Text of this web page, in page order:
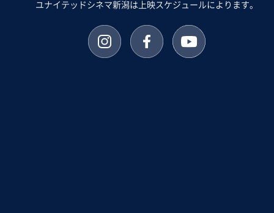
ユナイテッドシネマ新潟は上映スケジュールによります。